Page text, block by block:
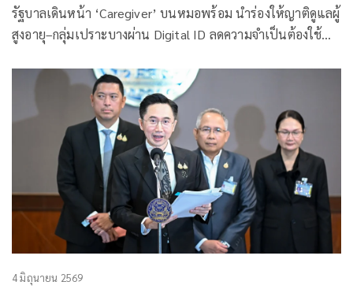
รัฐบาลเดินหน้า ‘Caregiver’ บนหมอพร้อม นำร่องให้ญาติดูแลผู้
สูงอายุ–กลุ่มเปราะบางผ่าน Digital ID ลดความจำเป็นต้องใช้
4 มิถุนายน 2569